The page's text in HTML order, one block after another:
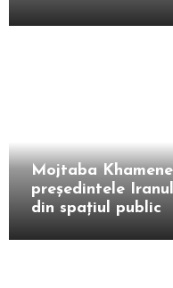
Mojtaba
președintele
din spațiul public